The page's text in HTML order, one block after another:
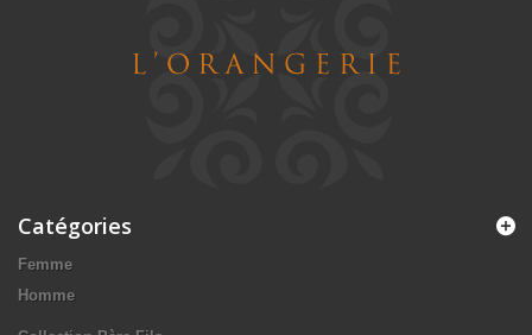
Catégories
Femme
Homme